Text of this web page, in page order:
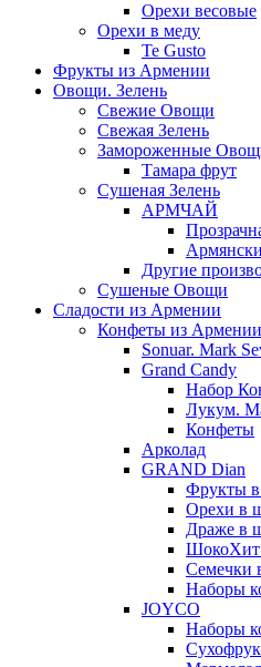
Орехи весовые
Орехи в меду
Te Gusto
Фрукты из Армении
Овощи. Зелень
Свежие Овощи
Свежая Зелень
Замороженные
Тамара фрут
Сушеная Зелень
АРМЧАЙ
Другие
Сушеные Овощи
Сладости из Армении
Конфеты из Армении
Sonuar. Mark
Grand Candy
Набор
Лукум.
Конфеты
Арколад
GRAND Dian
Фрукты в
Орехи в
Драже в
ШокоХит
Семечки
Наборы
JOYCO
Наборы